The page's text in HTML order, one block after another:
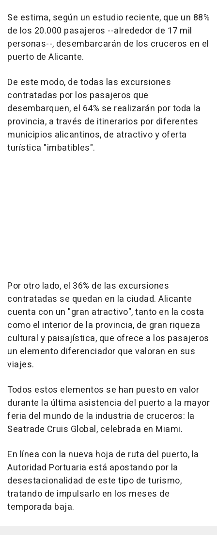
Se estima, según un estudio reciente, que un 88%
de los 20.000 pasajeros --alrededor de 17 mil
personas--, desembarcarán de los cruceros en el
puerto de Alicante.
De este modo, de todas las excursiones
contratadas por los pasajeros que
desembarquen, el 64% se realizarán por toda la
provincia, a través de itinerarios por diferentes
municipios alicantinos, de atractivo y oferta
turística "imbatibles".
Por otro lado, el 36% de las excursiones
contratadas se quedan en la ciudad. Alicante
cuenta con un "gran atractivo", tanto en la costa
como el interior de la provincia, de gran riqueza
cultural y paisajística, que ofrece a los pasajeros
un elemento diferenciador que valoran en sus
viajes.
Todos estos elementos se han puesto en valor
durante la última asistencia del puerto a la mayor
feria del mundo de la industria de cruceros: la
Seatrade Cruis Global, celebrada en Miami.
En línea con la nueva hoja de ruta del puerto, la
Autoridad Portuaria está apostando por la
desestacionalidad de este tipo de turismo,
tratando de impulsarlo en los meses de
temporada baja.